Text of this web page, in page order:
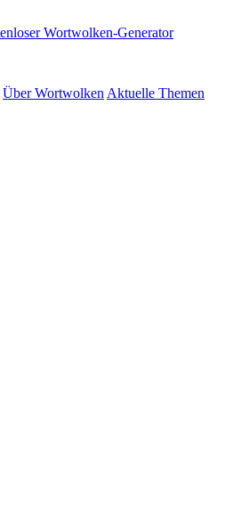
Über Wortwolken Aktuelle Themen